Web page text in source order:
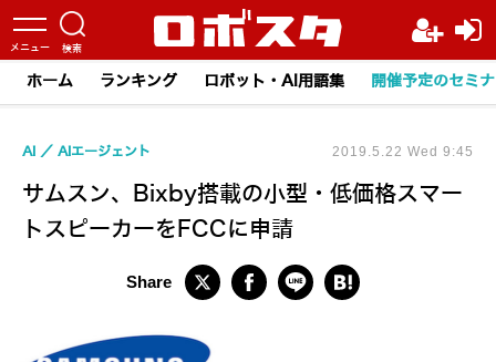
ホーム ランキング ロボット・AI用語集 開催予定のセミ
サムスン、Bixby搭載の小型・低価格スマー
トスピーカーをFCCに申請
AI AIエージェント 2019.5.22 Wed 9:45